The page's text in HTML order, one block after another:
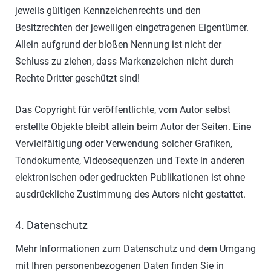
jeweils gültigen Kennzeichenrechts und den
Besitzrechten der jeweiligen eingetragenen Eigentümer.
Allein aufgrund der bloßen Nennung ist nicht der
Schluss zu ziehen, dass Markenzeichen nicht durch
Rechte Dritter geschützt sind!
Das Copyright für veröffentlichte, vom Autor selbst
erstellte Objekte bleibt allein beim Autor der Seiten. Eine
Vervielfältigung oder Verwendung solcher Grafiken,
Tondokumente, Videosequenzen und Texte in anderen
elektronischen oder gedruckten Publikationen ist ohne
ausdrückliche Zustimmung des Autors nicht gestattet.
4. Datenschutz
Mehr Informationen zum Datenschutz und dem Umgang
mit Ihren personenbezogenen Daten finden Sie in